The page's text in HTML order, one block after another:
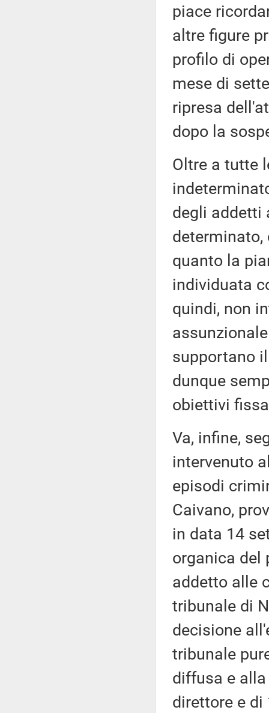
piace
altre figure
profilo di
mese di
ripresa
dopo la
Oltre a tutte
degli addetti
determinato,
quanto la
individuata
quindi, non
supportano
dunque
obiettivi
Va, infine,
intervenuto
episodi
Caivano,
in data 14
organica del
addetto alle
tribunale di
decisione
tribunale
diffusa e
direttore e